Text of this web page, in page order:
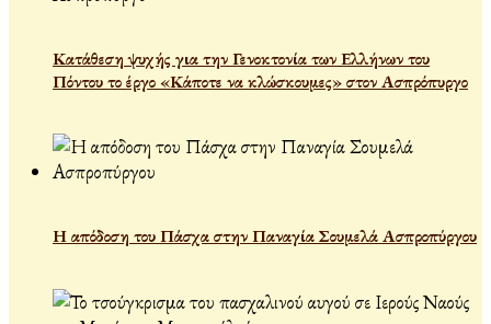
Κατάθεση ψυχής για την Γενοκτονία των Ελλήνων του
Πόντου το έργο «Κάποτε να κλώσκουμες» στον Ασπρόπυργο
Η απόδοση του Πάσχα στην Παναγία Σουμελά Ασπροπύργου